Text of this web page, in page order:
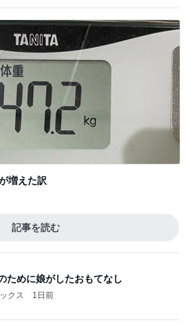
増えた訳
記事を読む
ために娘がしたおもてなし
クス 1日前